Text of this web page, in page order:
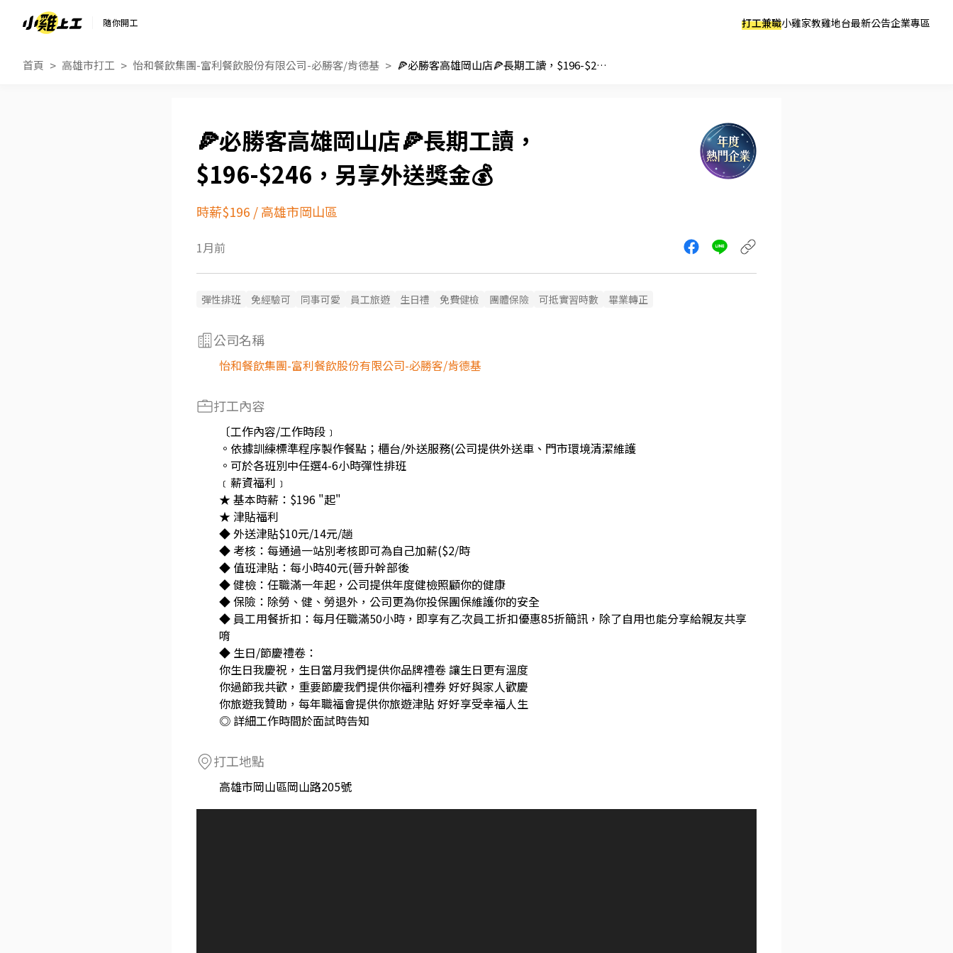
隨你開工 打工兼職小雞家教雞地台最新公告企業專區
首頁 高雄市打工 怡和餐飲集團-富利餐飲股份有限公司-必勝客/肯德基 🍕必勝客高雄岡山店🍕長期工讀，$196-$246，另享外送獎金💰
🍕必勝客高雄岡山店🍕長期工讀，
$196-$246，另享外送獎金💰
時薪$196 /高雄市岡山區
1月前
彈性排班 免經驗可 同事可愛 員工旅遊 生日禮 免費健檢 團體保險 可抵實習時數 畢業轉正
公司名稱
怡和餐飲集團-富利餐飲股份有限公司-必勝客/肯德基
打工內容
〔工作內容/工作時段﹞
。依據訓練標準程序製作餐點；櫃台/外送服務(公司提供外送車、門市環境清潔維護
。可於各班別中任選4-6小時彈性排班
﹝薪資福利﹞
★ 基本時薪：$196 "起"
★ 津貼福利
◆ 外送津貼$10元/14元/趟
◆ 考核：每通過一站別考核即可為自己加薪($2/時
◆ 值班津貼：每小時40元(晉升幹部後
◆ 健檢：任職滿一年起，公司提供年度健檢照顧你的健康
◆ 保險：除勞、健、勞退外，公司更為你投保團保維護你的安全
◆ 員工用餐折扣：每月任職滿50小時，即享有乙次員工折扣優惠85折簡訊，除了自用也能分享給親友共享
唷
◆ 生日/節慶禮卷：
你生日我慶祝，生日當月我們提供你品牌禮卷 讓生日更有溫度
你過節我共歡，重要節慶我們提供你福利禮券 好好與家人歡慶
你旅遊我贊助，每年職福會提供你旅遊津貼 好好享受幸福人生
◎ 詳細工作時間於面試時告知
打工地點
高雄市岡山區岡山路205號